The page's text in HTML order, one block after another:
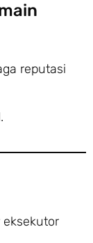
reputasi
eksekutor